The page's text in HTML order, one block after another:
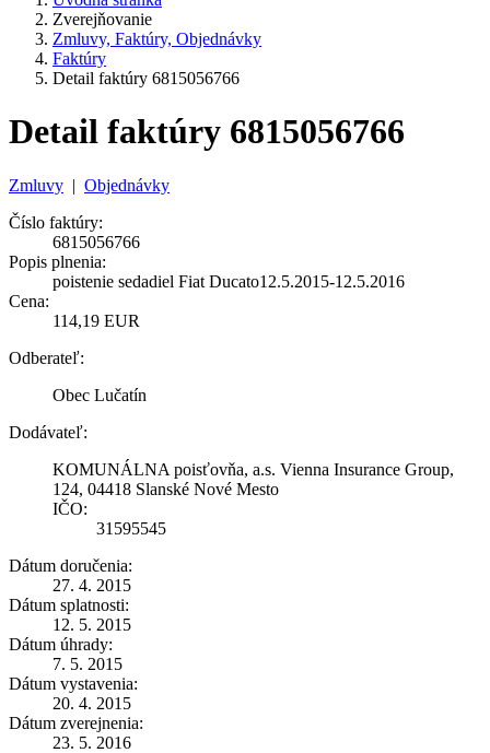
Zverejňovanie
Zmluvy, Faktúry, Objednávky
Faktúry
Detail faktúry 6815056766
Detail faktúry 6815056766
Zmluvy | Objednávky
Číslo faktúry:
6815056766
Popis plnenia:
poistenie sedadiel Fiat Ducato12.5.2015-12.5.2016
Cena:
114,19 EUR
Odberateľ:
Obec Lučatín
Dodávateľ:
KOMUNÁLNA poisťovňa, a.s. Vienna Insurance Group,
124, 04418 Slanské Nové Mesto
IČO:
31595545
Dátum doručenia:
27. 4. 2015
Dátum splatnosti:
12. 5. 2015
Dátum úhrady:
7. 5. 2015
Dátum vystavenia:
20. 4. 2015
Dátum zverejnenia:
23. 5. 2016